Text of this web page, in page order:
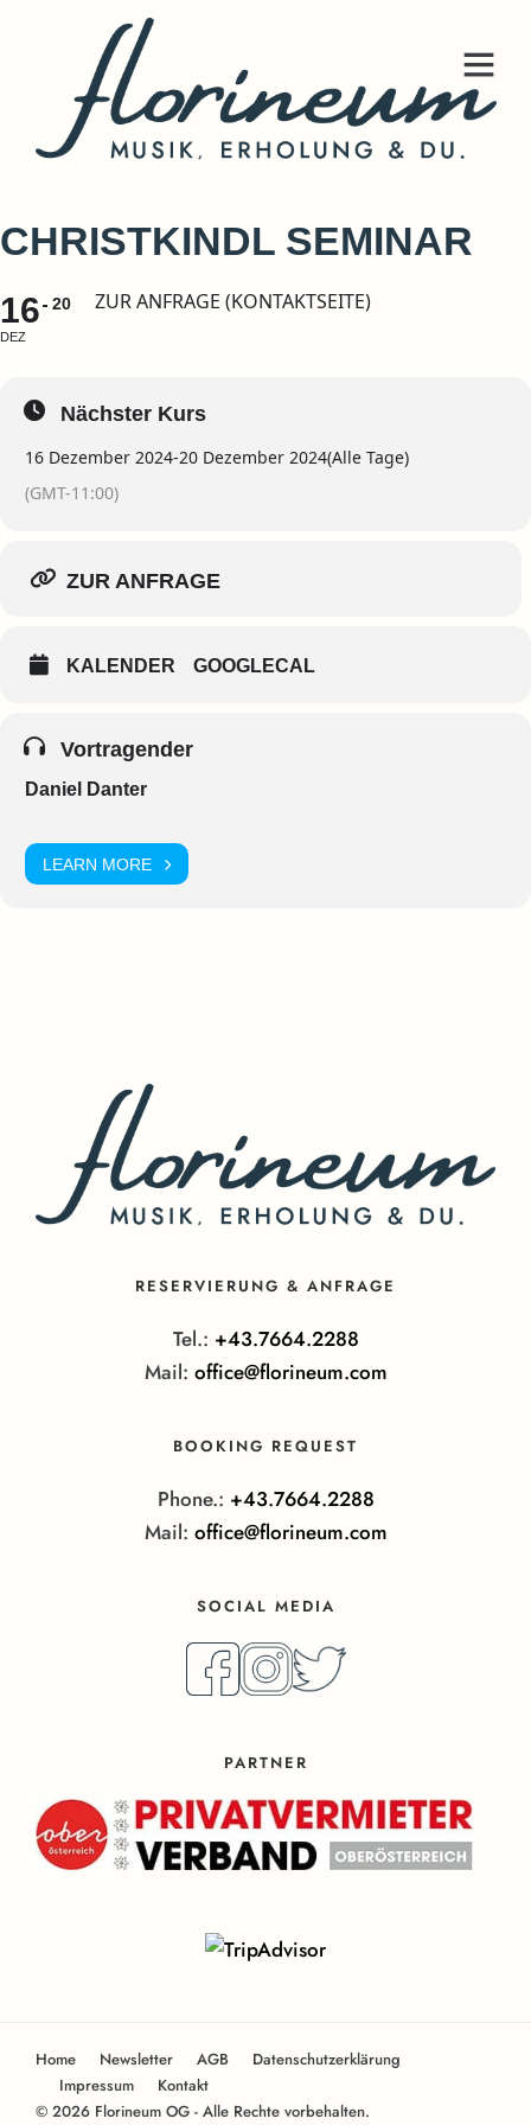
CHRISTKINDL SEMINAR
16
DEZ
20 ZUR ANFRAGE (KONTAKTSEITE)
Nächster Kurs
16 Dezember 2024-20 Dezember 2024(Alle Tage)
(GMT-11:00)
ZUR ANFRAGE
KALENDER GOOGLECAL
Vortragender
Daniel Danter
LEARN MORE
RESERVIERUNG & ANFRAGE
Tel.: +43.7664.2288
Mail: office@florineum.com
BOOKING REQUEST
Phone.: +43.7664.2288
Mail: office@florineum.com
SOCIAL MEDIA
PARTNER
Home Newsletter AGB
Datenschutzerklärung
Impressum
Kontakt
© 2026 Florineum OG - Alle Rechte vorbehalten.